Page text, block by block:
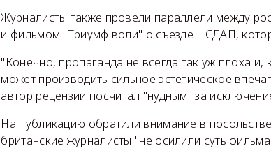
Журналисты также провели параллели между
и фильмом "Триумф воли" о съезде НСДАП,
"Конечно, пропаганда не всегда так уж плоха
может производить сильное эстетическое
автор рецензии посчитал "нудным" за
На публикацию обратили внимание в
британские журналисты "не осилили суть